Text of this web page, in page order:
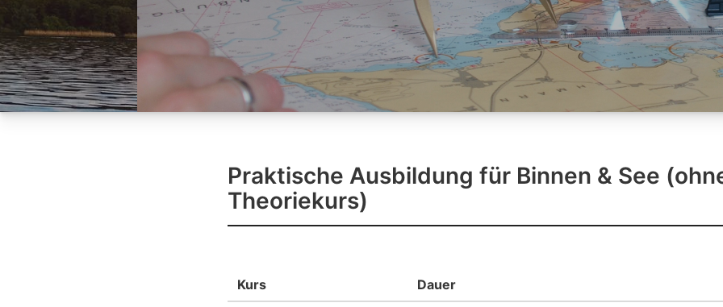
Praktische Ausbildung für Binnen & See
Theoriekurs)
Kurs Dauer